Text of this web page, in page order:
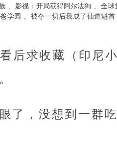
影视：开局获得阿尔法狗 全球
学园 被夺一切后我成了仙道魁首
后求收藏（印尼
了，没想到一群